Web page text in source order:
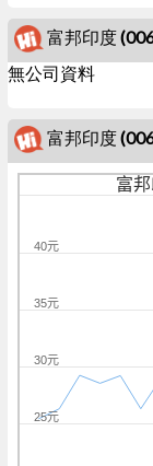
富邦印度
無公司資料
富邦印度
富
25元
30元
35元
40元